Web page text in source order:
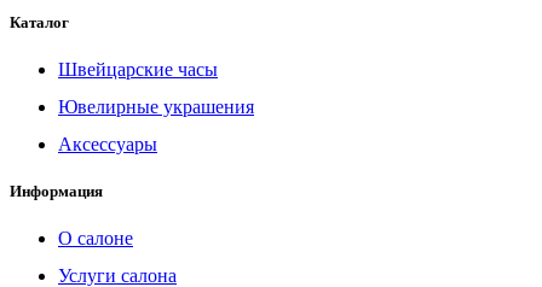
Каталог
Швейцарские часы
Ювелирные украшения
Аксессуары
Информация
О салоне
Услуги салона